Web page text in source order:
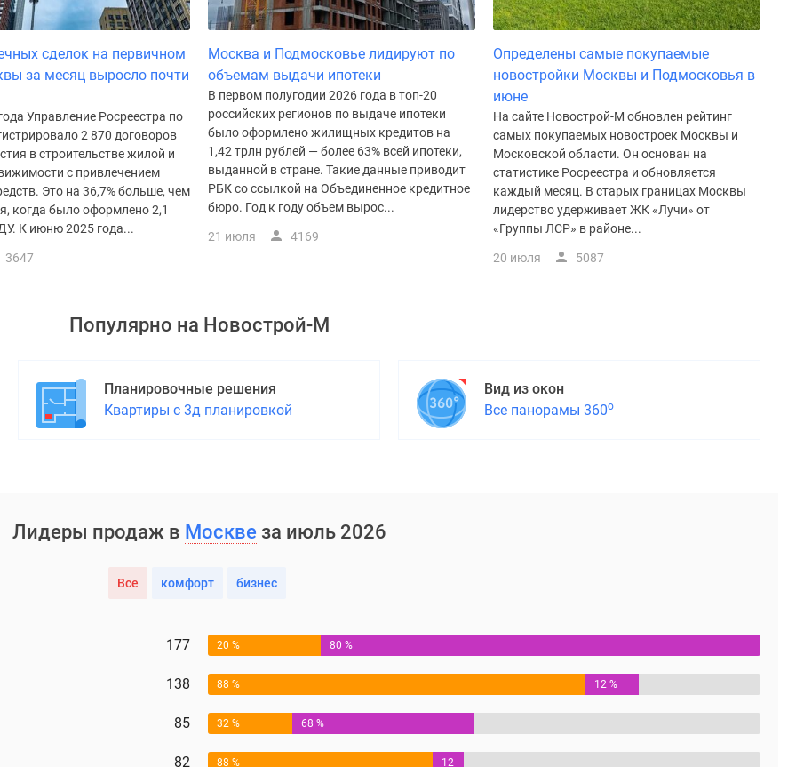
сделок на первичном
за месяц выросло почти
Управление Росреестра по
2 870 договоров
в строительстве жилой и
с привлечением
Это на 36,7% больше, чем
когда было оформлено 2,1
К июню 2025 года...
3647
Москва и Подмосковье лидируют по
объемам выдачи ипотеки
В первом полугодии 2026 года в топ-20
российских регионов по выдаче ипотеки
было оформлено жилищных кредитов на
1,42 трлн рублей — более 63% всей ипотеки,
выданной в стране. Такие данные приводит
РБК со ссылкой на Объединенное кредитное
бюро. Год к году объем вырос...
21 июля 4169
Определены самые покупаемые
новостройки Москвы и Подмосковья в
июне
На сайте Новострой-М обновлен рейтинг
самых покупаемых новостроек Москвы и
Московской области. Он основан на
статистике Росреестра и обновляется
каждый месяц. В старых границах Москвы
лидерство удерживает ЖК «Лучи» от
«Группы ЛСР» в районе...
20 июля 5087
Популярно на Новострой-М
Планировочные решения
Квартиры с 3д планировкой
Вид из окон
Все панорамы 360о
Лидеры продаж в Москве за июль 2026
Все комфорт бизнес
177 20 % 80 %
138 88 % 12 %
85 32 % 68 %
82 88 % 12